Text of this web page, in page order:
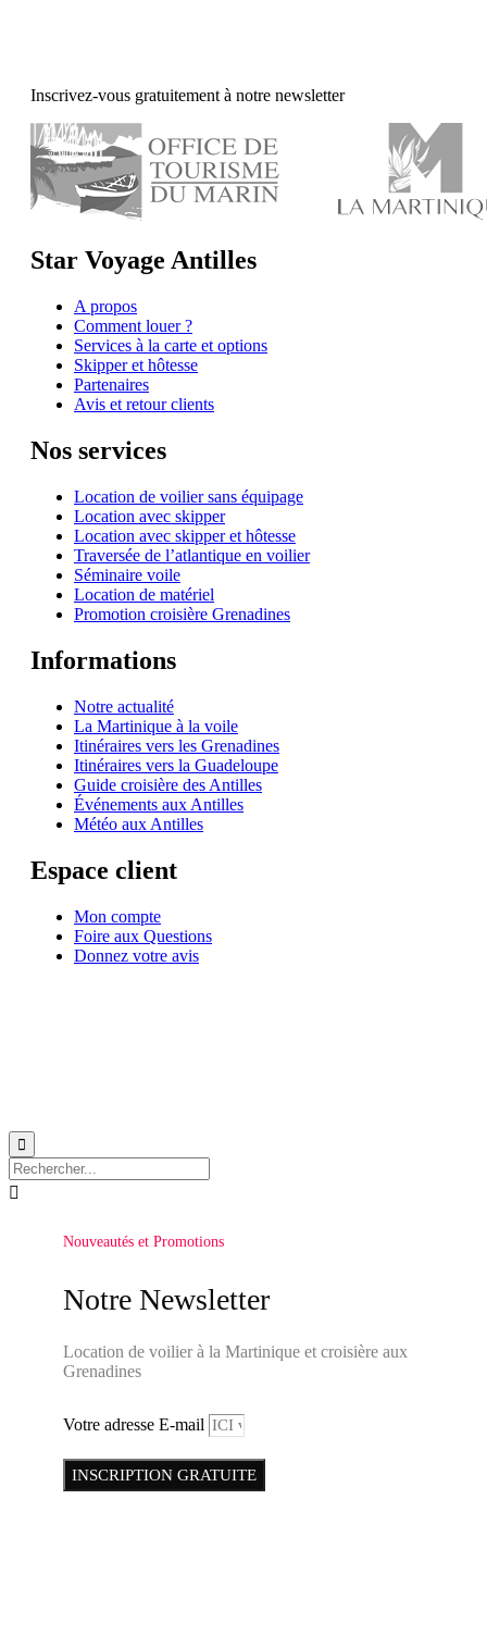
Inscrivez-vous gratuitement à notre newsletter
Star Voyage Antilles
A propos
Comment louer ?
Services à la carte et options
Skipper et hôtesse
Partenaires
Avis et retour clients
Nos services
Location de voilier sans équipage
Location avec skipper
Location avec skipper et hôtesse
Traversée de l’atlantique en voilier
Séminaire voile
Location de matériel
Promotion croisière Grenadines
Informations
Notre actualité
La Martinique à la voile
Itinéraires vers les Grenadines
Itinéraires vers la Guadeloupe
Guide croisière des Antilles
Événements aux Antilles
Météo aux Antilles
Espace client
Mon compte
Foire aux Questions
Donnez votre avis


Nouveautés et Promotions
Notre Newsletter
Location de voilier à la Martinique et croisière aux
Grenadines
Votre adresse E-mail
INSCRIPTION GRATUITE